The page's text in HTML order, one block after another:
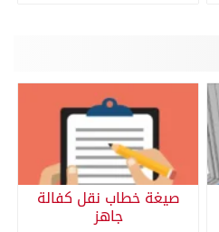
صيغة خطاب نقل كفالة
جاهز